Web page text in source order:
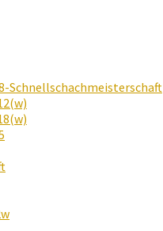
Schnellschachmeisterschaft